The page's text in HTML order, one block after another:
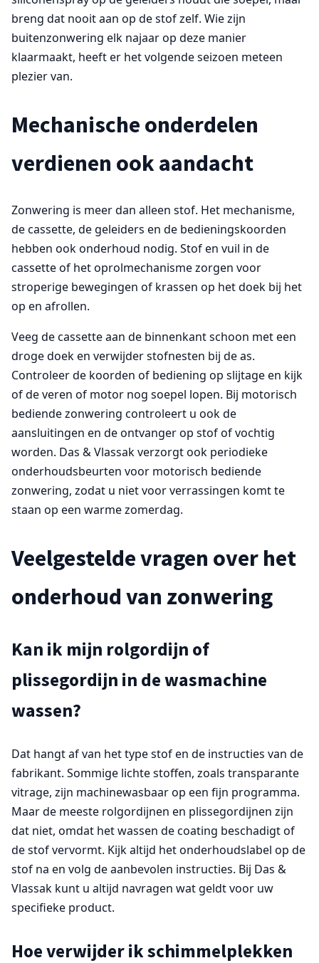
breng dat nooit aan op de stof zelf. Wie zijn
buitenzonwering elk najaar op deze manier
klaarmaakt, heeft er het volgende seizoen meteen
plezier van.
Mechanische onderdelen
verdienen ook aandacht
Zonwering is meer dan alleen stof. Het mechanisme,
de cassette, de geleiders en de bedieningskoorden
hebben ook onderhoud nodig. Stof en vuil in de
cassette of het oprolmechanisme zorgen voor
stroperige bewegingen of krassen op het doek bij het
op en afrollen.
Veeg de cassette aan de binnenkant schoon met een
droge doek en verwijder stofnesten bij de as.
Controleer de koorden of bediening op slijtage en kijk
of de veren of motor nog soepel lopen. Bij motorisch
bediende zonwering controleert u ook de
aansluitingen en de ontvanger op stof of vochtig
worden. Das & Vlassak verzorgt ook periodieke
onderhoudsbeurten voor motorisch bediende
zonwering, zodat u niet voor verrassingen komt te
staan op een warme zomerdag.
Veelgestelde vragen over het
onderhoud van zonwering
Kan ik mijn rolgordijn of
plissegordijn in de wasmachine
wassen?
Dat hangt af van het type stof en de instructies van de
fabrikant. Sommige lichte stoffen, zoals transparante
vitrage, zijn machinewasbaar op een fijn programma.
Maar de meeste rolgordijnen en plissegordijnen zijn
dat niet, omdat het wassen de coating beschadigt of
de stof vervormt. Kijk altijd het onderhoudslabel op de
stof na en volg de aanbevolen instructies. Bij Das &
Vlassak kunt u altijd navragen wat geldt voor uw
specifieke product.
Hoe verwijder ik schimmelplekken